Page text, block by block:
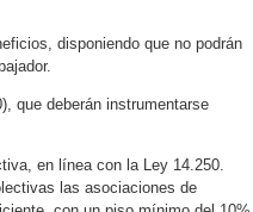
disponiendo que no podrán
que deberán instrumentarse
en línea con la Ley 14.250.
las asociaciones de